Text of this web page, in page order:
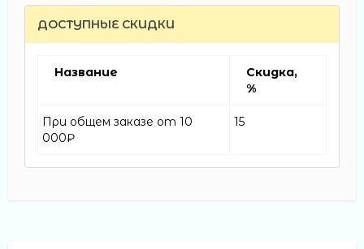
ДОСТУПНЫЕ СКИДКИ
Название
Скидка,
%
При общем заказе от 10
000₽
15